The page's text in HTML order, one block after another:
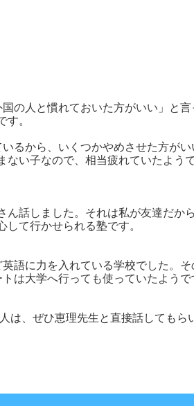
の人と慣れておいた方がいい」と
。
るから、いくつかやめさせた方が
い子なので、相当疲れていたよう
話しました。それは私が友達だか
て行かせられる塾です。
語に力を入れている学校でした。
は大学へ行っても使っていたようで
、ぜひ恵理先生と直接話してもら